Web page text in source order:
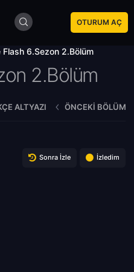
OTURUM AÇ
Flash 6.Sezon 2.Bölüm
2.Bölüm
ALTYAZI ÖNCEKI BÖLÜM
Sonra İzle İzledim